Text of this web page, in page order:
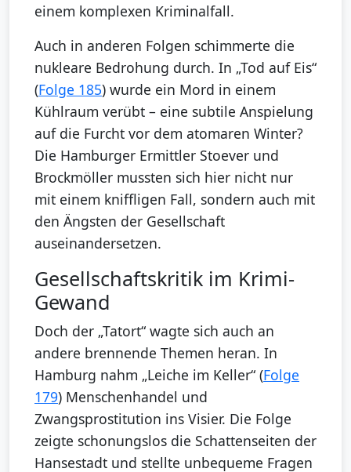
einem komplexen Kriminalfall.
Auch in anderen Folgen schimmerte die
nukleare Bedrohung durch. In „Tod auf Eis“
(Folge 185) wurde ein Mord in einem
Kühlraum verübt – eine subtile Anspielung
auf die Furcht vor dem atomaren Winter?
Die Hamburger Ermittler Stoever und
Brockmöller mussten sich hier nicht nur
mit einem kniffligen Fall, sondern auch mit
den Ängsten der Gesellschaft
auseinandersetzen.
Gesellschaftskritik im Krimi-
Gewand
Doch der „Tatort“ wagte sich auch an
andere brennende Themen heran. In
Hamburg nahm „Leiche im Keller“ (Folge
179) Menschenhandel und
Zwangsprostitution ins Visier. Die Folge
zeigte schonungslos die Schattenseiten der
Hansestadt und stellte unbequeme Fragen